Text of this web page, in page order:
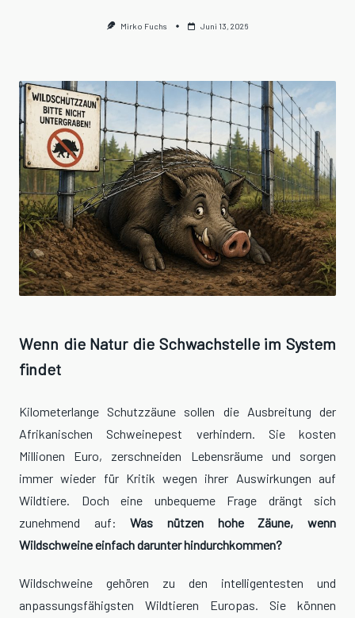
Mirko Fuchs Juni 13, 2026
Wenn die Natur die Schwachstelle im System
findet
Kilometerlange Schutzzäune sollen die Ausbreitung der
Afrikanischen Schweinepest verhindern. Sie kosten
Millionen Euro, zerschneiden Lebensräume und sorgen
immer wieder für Kritik wegen ihrer Auswirkungen auf
Wildtiere. Doch eine unbequeme Frage drängt sich
zunehmend auf:Was nützen hohe Zäune, wenn
Wildschweine einfach darunter hindurchkommen?
Wildschweine gehören zu den intelligentesten und
anpassungsfähigsten Wildtieren Europas. Sie können